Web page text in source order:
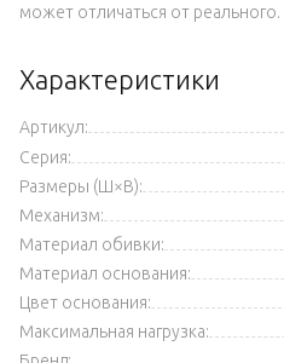
может отличаться от реального.
Характеристики
Артикул:
Серия:
Размеры (Ш×В):
Механизм:
Материал обивки:
Материал основания:
Цвет основания:
Максимальная нагрузка: